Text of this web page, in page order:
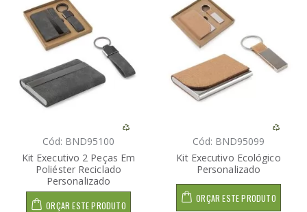
Cód: BND95100
Kit Executivo 2 Peças Em
Poliéster Reciclado
Personalizado
ORÇAR ESTE PRODUTO
Cód: BND95099
Kit Executivo Ecológico
Personalizado
ORÇAR ESTE PRODUTO